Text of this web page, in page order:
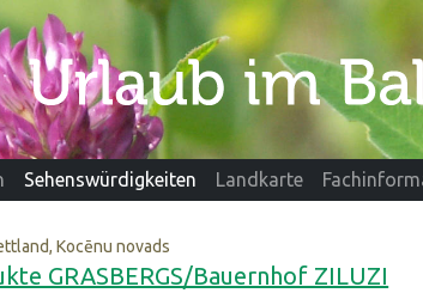
Sehenswürdigkeiten Landkarte
Kocēnu novads
GRASBERGS/Bauernhof ZILUZI